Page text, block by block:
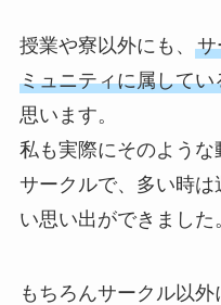
授業や寮以外にも、 サ
ミュニティに属して
思います。
私も実際にそのよう
サークルで、多い時
い思い出ができました
もちろんサークル以